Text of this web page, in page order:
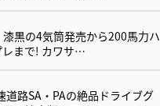
漆黒の4気筒発売から200馬力ハ
レまで! カワサ…
道路SA・PAの絶品ドライブグ